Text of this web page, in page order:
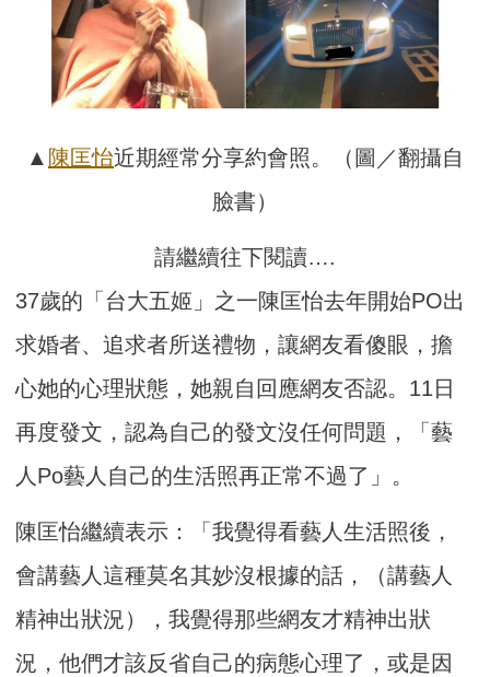
▲ 陳匡怡近期經常分享約會照。（圖／翻攝自
臉書）
請繼續往下閱讀….
37歲的「台大五姬」之一陳匡怡去年開始PO出
求婚者、追求者所送禮物，讓網友看傻眼，擔
心她的心理狀態，她親自回應網友否認。11日
再度發文，認為自己的發文沒任何問題，「藝
人Po藝人自己的生活照再正常不過了」。
陳匡怡繼續表示：「我覺得看藝人生活照後，
會講藝人這種莫名其妙沒根據的話，（講藝人
精神出狀況），我覺得那些網友才精神出狀
況，他們才該反省自己的病態心理了，或是因